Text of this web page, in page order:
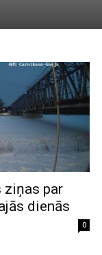
ziņas par
dienās
0